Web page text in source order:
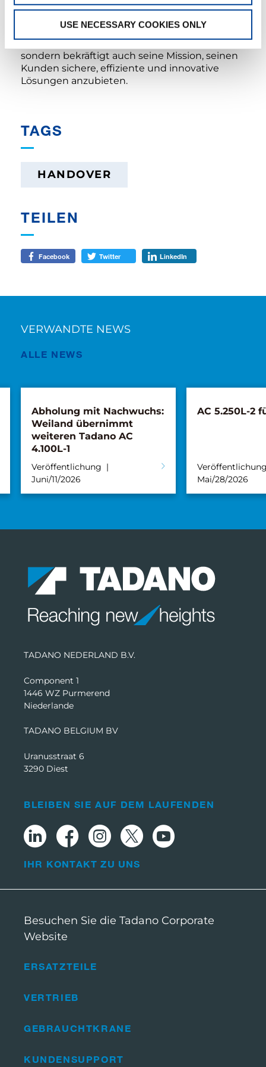
USE NECESSARY COOKIES ONLY
Mit der Einführung des AC 5.250L-2 stärkt
SOTRAMA nicht nur seine Hebekapazitäten,
sondern bekräftigt auch seine Mission, seinen
Kunden sichere, effiziente und innovative
Lösungen anzubieten.
TAGS
HANDOVER
TEILEN
Facebook Twitter LinkedIn
VERWANDTE NEWS
ALLE NEWS
Abholung mit Nachwuchs:
Weiland übernimmt
weiteren Tadano AC
4.100L-1
Veröffentlichung
Juni/11/2026
AC 5.250L-2
Mai/28/2026
TADANO NEDERLAND B.V.
Component 1
1446 WZ Purmerend
Niederlande
TADANO BELGIUM BV
Uranusstraat 6
3290 Diest
ERSATZTEILE
VERTRIEB
GEBRAUCHTKRANE
KUNDENSUPPORT
BLEIBEN SIE AUF DEM LAUFENDEN
IHR KONTAKT ZU UNS
Besuchen Sie die Tadano Corporate
Website